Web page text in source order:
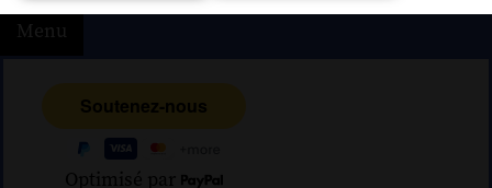
Menu
Optimisé par